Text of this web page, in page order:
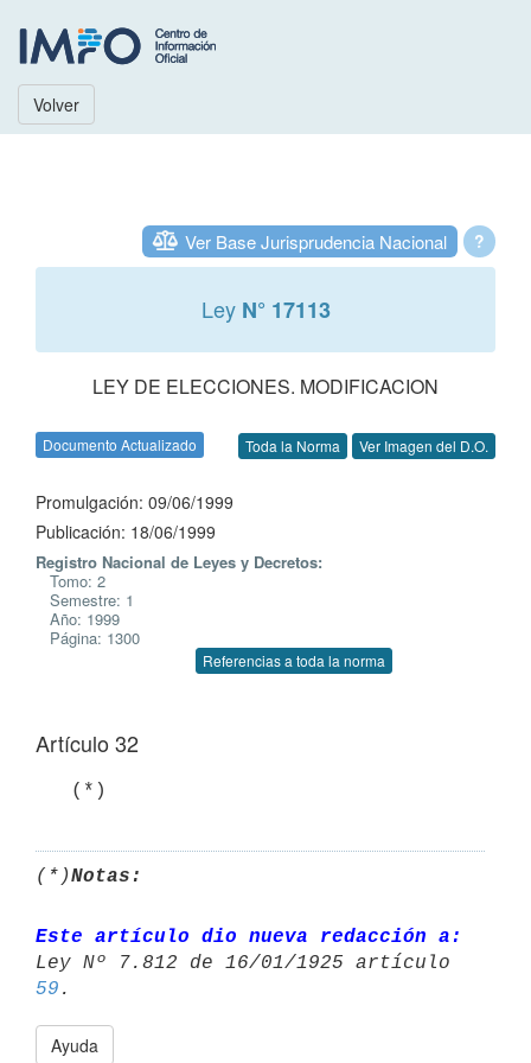
Volver
?
Ver Base Jurisprudencia Nacional
Ley N° 17113
LEY DE ELECCIONES. MODIFICACION
Documento Actualizado Toda la Norma Ver Imagen del D.O.
Promulgación: 09/06/1999
Publicación: 18/06/1999
Registro Nacional de Leyes y Decretos:
Tomo: 2
Semestre: 1
Año: 1999
Página: 1300
Referencias a toda la norma
Artículo 32
   (*)
(*)Notas:
Este artículo dio nueva redacción a:
Ley Nº 7.812 de 16/01/1925 artículo
59
Ayuda